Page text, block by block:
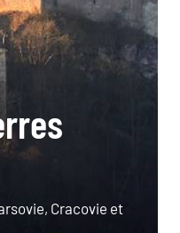
Cracovie et